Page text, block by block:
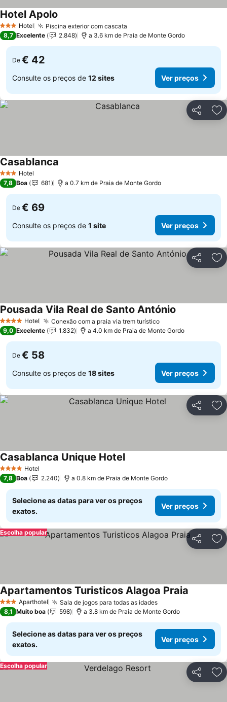
3 EstrelasHotel Piscina exterior com cascata
Hotel Apolo
8,7 Excelente 2.848 a 3.6 km de Praia de Monte Gordo
De € 42
Consulte os preços de 12 sites Ver preços
Partilhar
3 EstrelasHotel
Casablanca
7,8 Boa 681 a 0.7 km de Praia de Monte Gordo
De € 69
Consulte os preços de 1 site Ver preços
Partilhar
4 EstrelasHotel Conexão com a praia via trem turístico
Pousada Vila Real de Santo António
9,0 Excelente 1.832 a 4.0 km de Praia de Monte Gordo
De € 58
Consulte os preços de 18 sites Ver preços
Partilhar
4 EstrelasHotel
Casablanca Unique Hotel
7,8 Boa 2.240 a 0.8 km de Praia de Monte Gordo
Selecione as datas para ver os preços
exatos.
Ver preços
Partilhar
Escolha popular
3 EstrelasAparthotel Sala de jogos para todas as idades
Apartamentos Turisticos Alagoa Praia
8,1 Muito boa 598 a 3.8 km de Praia de Monte Gordo
Selecione as datas para ver os preços
exatos.
Ver preços
Partilhar
Escolha popular